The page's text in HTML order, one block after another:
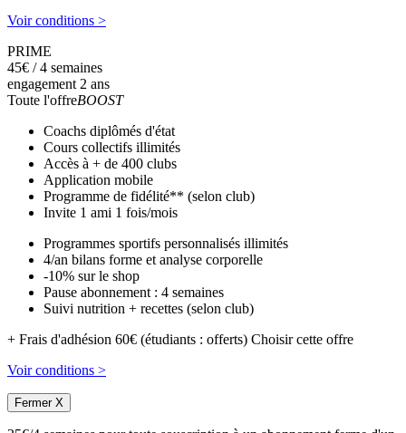
Voir conditions >
PRIME
45€ / 4 semaines
engagement 2 ans
Toute l'offreBOOST
Coachs diplômés d'état
Cours collectifs illimités
Accès à + de 400 clubs
Application mobile
Programme de fidélité** (selon club)
Invite 1 ami 1 fois/mois
Programmes sportifs personnalisés illimités
4/an bilans forme et analyse corporelle
-10% sur le shop
Pause abonnement : 4 semaines
Suivi nutrition + recettes (selon club)
+ Frais d'adhésion 60€ (étudiants : offerts) Choisir cette offre
Voir conditions >
Fermer X